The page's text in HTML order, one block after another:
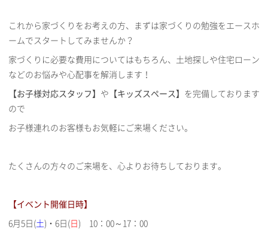
これから家づくりをお考えの方、まずは家づくりの勉強をエースホ
ームでスタートしてみませんか？
家づくりに必要な費用についてはもちろん、土地探しや住宅ローン
などのお悩みや心配事を解消します！
【お子様対応スタッフ】 や 【キッズスペース】 を完備しております
ので
お子様連れのお客様もお気軽にご来場ください。
たくさんの方々のご来場を、心よりお待ちしております。
【イベント開催日時】
6月5日(土)・6日( 日 ) 10：00～17：00